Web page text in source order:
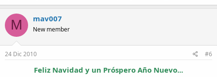
M mav007
New member
24 Dic 2010 #6
Feliz Navidad y un Próspero Año Nuevo...